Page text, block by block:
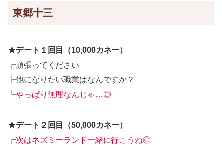
東郷十三
★デート１回目（10,000カネー）
┏頑張ってください
┣他になりたい職業はなんですか？
┗やっぱり無理なんじゃ…◎
★デート２回目（50,000カネー）
┏次はネズミーランド一緒に行こうね◎